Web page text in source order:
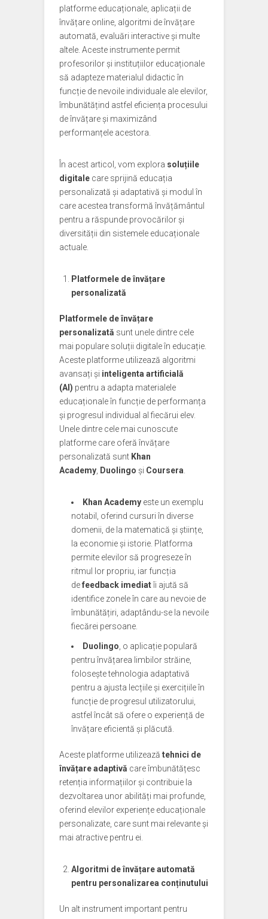
platforme educaționale, aplicații de
învățare online, algoritmi de învățare
automată, evaluări interactive și multe
altele. Aceste instrumente permit
profesorilor și instituțiilor educaționale
să adapteze materialul didactic în
funcție de nevoile individuale ale elevilor,
îmbunătățind astfel eficiența procesului
de învățare și maximizând
performanțele acestora.
În acest articol, vom explora soluțiile
digitale care sprijină educația
personalizată și adaptativă și modul în
care acestea transformă învățământul
pentru a răspunde provocărilor și
diversității din sistemele educaționale
actuale.
Platformele de învățare
personalizată
Platformele de învățare
personalizată sunt unele dintre cele
mai populare soluții digitale în educație.
Aceste platforme utilizează algoritmi
avansați și inteligenta artificială
(AI) pentru a adapta materialele
educaționale în funcție de performanța
și progresul individual al fiecărui elev.
Unele dintre cele mai cunoscute
platforme care oferă învățare
personalizată sunt Khan
Academy Duolingo și Coursera
Khan Academy este un exemplu
notabil, oferind cursuri în diverse
domenii, de la matematică și științe,
la economie și istorie. Platforma
permite elevilor să progreseze în
ritmul lor propriu, iar funcția
defeedback imediatîi ajută să
identifice zonele în care au nevoie de
îmbunătățiri, adaptându-se la nevoile
fiecărei persoane.
Duolingo , o aplicație populară
pentru învățarea limbilor străine,
folosește tehnologia adaptativă
pentru a ajusta lecțiile și exercițiile în
funcție de progresul utilizatorului,
astfel încât să ofere o experiență de
învățare eficientă și plăcută.
Aceste platforme utilizează tehnici de
învățare adaptivă care îmbunătățesc
retenția informațiilor și contribuie la
dezvoltarea unor abilități mai profunde,
oferind elevilor experiențe educaționale
personalizate, care sunt mai relevante și
mai atractive pentru ei.
Algoritmi de învățare automată
pentru personalizarea conținutului
Un alt instrument important pentru